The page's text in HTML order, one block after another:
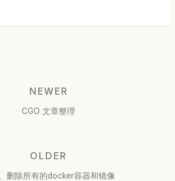
NEWER
CGO 文章整理
OLDER
删除所有的docker容器和镜像